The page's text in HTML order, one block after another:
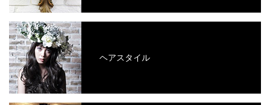
ヘアスタイル